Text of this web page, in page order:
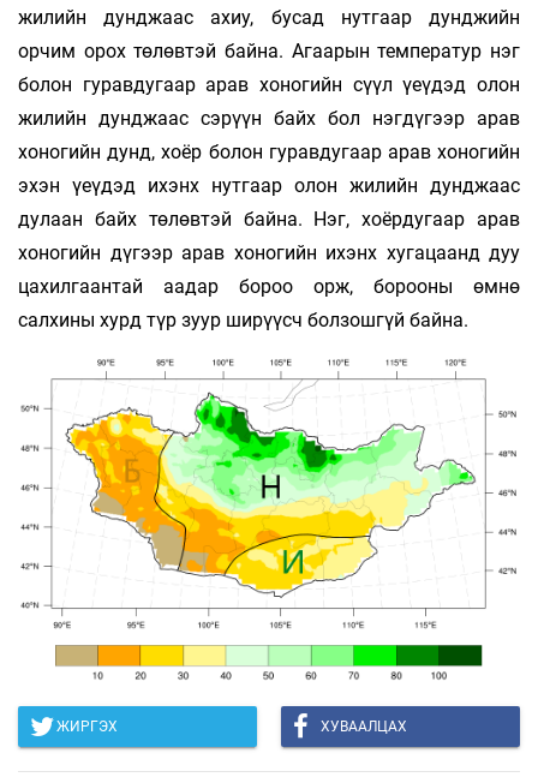
жилийн дунджаас ахиу, бусад нутгаар дунджийн
орчим орох төлөвтэй байна. Агаарын температур нэг
болон гуравдугаар арав хоногийн сүүл үеүдэд олон
жилийн дунджаас сэрүүн байх бол нэгдүгээр арав
хоногийн дунд, хоёр болон гуравдугаар арав хоногийн
эхэн үеүдэд ихэнх нутгаар олон жилийн дунджаас
дулаан байх төлөвтэй байна. Нэг, хоёрдугаар арав
хоногийн дүгээр арав хоногийн ихэнх хугацаанд дуу
цахилгаантай аадар бороо орж, борооны өмнө
салхины хурд түр зуур ширүүсч болзошгүй байна.
ЖИРГЭХ ХУВААЛЦАХ